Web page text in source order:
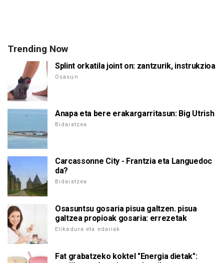
Trending Now
Splint orkatila joint on: zantzurik, instrukzioa
Osasun
Anapa eta bere erakargarritasun: Big Utrish
Bidaiatzea
Carcassonne City - Frantzia eta Languedoc
da?
Bidaiatzea
Osasuntsu gosaria pisua galtzen. pisua
galtzea propioak gosaria: errezetak
Elikadura eta edariak
Fat grabatzeko koktel "Energia dietak":